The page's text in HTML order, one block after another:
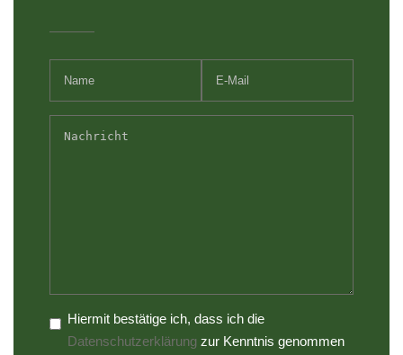
Hiermit bestätige ich, dass ich die
Datenschutzerklärung zur Kenntnis genommen